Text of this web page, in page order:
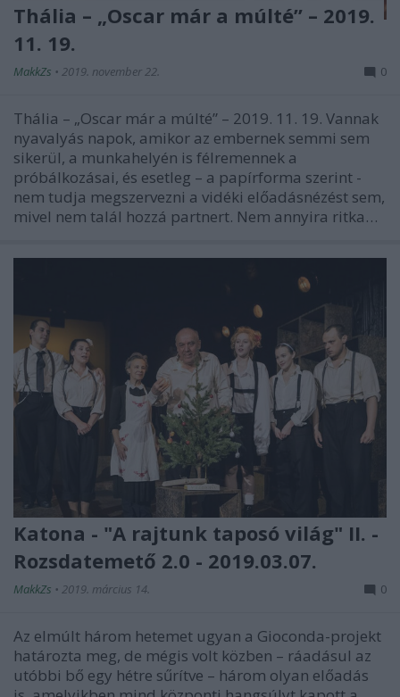
Thália – „Oscar már a múlté” – 2019.
11. 19.
MakkZs • 2019. november 22. 0
Thália – „Oscar már a múlté” – 2019. 11. 19. Vannak
nyavalyás napok, amikor az embernek semmi sem
sikerül, a munkahelyén is félremennek a
próbálkozásai, és esetleg – a papírforma szerint -
nem tudja megszervezni a vidéki előadásnézést sem,
mivel nem talál hozzá partnert. Nem annyira ritka…
Katona - "A rajtunk taposó világ" II. -
Rozsdatemető 2.0 - 2019.03.07.
MakkZs • 2019. március 14. 0
Az elmúlt három hetemet ugyan a Gioconda-projekt
határozta meg, de mégis volt közben – ráadásul az
utóbbi bő egy hétre sűrítve – három olyan előadás